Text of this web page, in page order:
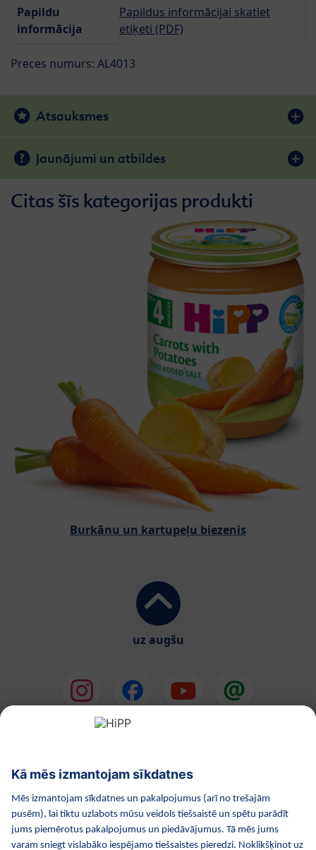
Papildu
informācija
Papildus informācijai skatiet
etiķeti (PDF)
Preces numurs: AL4013
Atsauksmes
Jaunājumi un atbildes
Citas šīs kategorijas produkti
Burkānu un kartupeļu biezenis
uz augšu
HiPP Mazuļa ēdināšana
HiPP Kosmētika
HiPP Grūtniecība
Privātuma politika Lietošanas noteikumi